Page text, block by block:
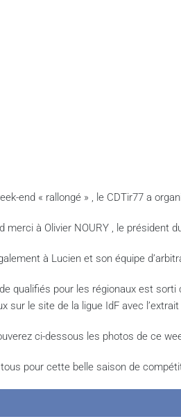
end « rallongé » , le CDTir77 a
merci à Olivier NOURY , le président
à Lucien et son équipe
qualifiés pour les régionaux est
sur le site de la ligue IdF avec
ci-dessous les photos de ce
pour cette belle saison de